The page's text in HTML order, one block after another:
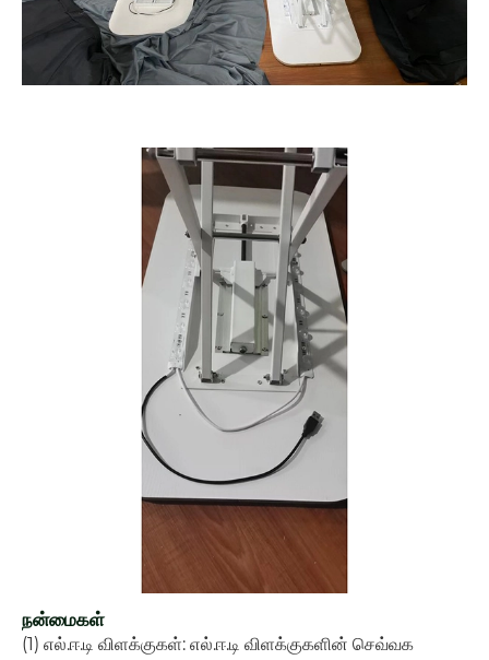
நன்மைகள்
(1) எல்.ஈ.டி விளக்குகள்: எல்.ஈ.டி விளக்குகளின் செவ்வக